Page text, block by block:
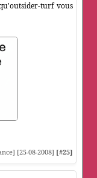
turf vous
[25-08-2008] [#25]